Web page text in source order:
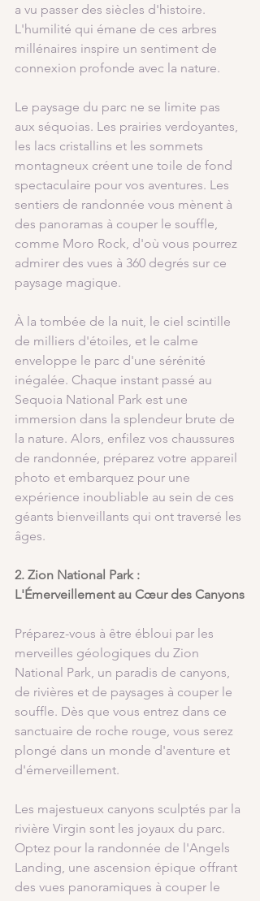
a vu passer des siècles d'histoire.
L'humilité qui émane de ces arbres
millénaires inspire un sentiment de
connexion profonde avec la nature.
Le paysage du parc ne se limite pas
aux séquoias. Les prairies verdoyantes,
les lacs cristallins et les sommets
montagneux créent une toile de fond
spectaculaire pour vos aventures. Les
sentiers de randonnée vous mènent à
des panoramas à couper le souffle,
comme Moro Rock, d'où vous pourrez
admirer des vues à 360 degrés sur ce
paysage magique.
À la tombée de la nuit, le ciel scintille
de milliers d'étoiles, et le calme
enveloppe le parc d'une sérénité
inégalée. Chaque instant passé au
Sequoia National Park est une
immersion dans la splendeur brute de
la nature. Alors, enfilez vos chaussures
de randonnée, préparez votre appareil
photo et embarquez pour une
expérience inoubliable au sein de ces
géants bienveillants qui ont traversé les
âges.
2. Zion National Park :
L'Émerveillement au Cœur des Canyons
Préparez-vous à être ébloui par les
merveilles géologiques du Zion
National Park, un paradis de canyons,
de rivières et de paysages à couper le
souffle. Dès que vous entrez dans ce
sanctuaire de roche rouge, vous serez
plongé dans un monde d'aventure et
d'émerveillement.
Les majestueux canyons sculptés par la
rivière Virgin sont les joyaux du parc.
Optez pour la randonnée de l'Angels
Landing, une ascension épique offrant
des vues panoramiques à couper le